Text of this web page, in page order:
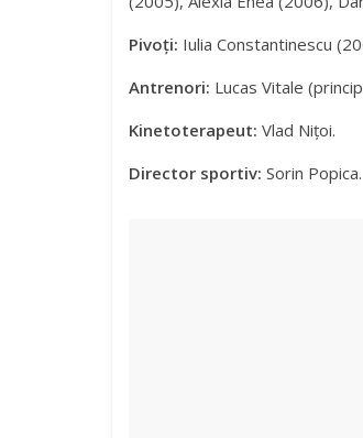
Pivoți: Iulia Constantinescu
Antrenori: Lucas Vitale
Kinetoterapeut: Vlad Nițoi.
Director sportiv: Sorin Popica.